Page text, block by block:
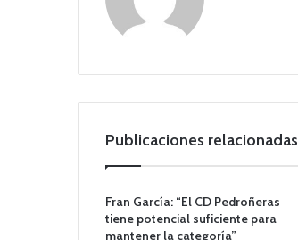
Publicaciones relacionadas
Fran García: “El CD Pedroñeras
tiene potencial suficiente para
mantener la categoría”